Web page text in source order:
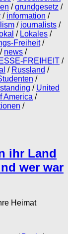
/grundgesetz /
/ information /
/ journalists /
/ Lokales /
Freiheit/
/ news /
FREIHEIT /
/ Russland /
/
/ United
America /
/
ihr Land
wer war
Heimat